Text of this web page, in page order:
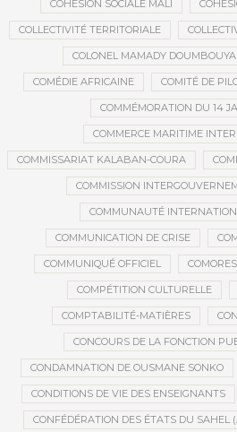
COHÉSION SOCIALE MALI
COLLECTIVITÉ TERRITORIALE
COLONEL MAMADY DOUMBOUYA
COMÉDIE AFRICAINE COMITÉ DE
COMMÉMORATION DU 14
COMMERCE MARITIME
COMMISSARIAT KALABAN-COURA
COMMISSION
COMMUNAUTÉ
COMMUNICATION DE CRISE
COMMUNIQUÉ OFFICIEL COMORES
COMPÉTITION CULTURELLE
COMPTABILITÉ-MATIÈRES
CONCOURS DE LA FONCTION
CONDAMNATION DE OUSMANE SONKO
CONDITIONS DE VIE DES ENSEIGNANTS
CONFÉDÉRATION DES ÉTATS DU SAHEL